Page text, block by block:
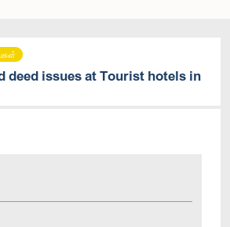
deed issues at Tourist hotels in